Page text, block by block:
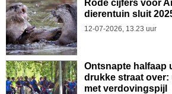
Rode cijfers voor
dierentuin sluit
12-07-2026, 13.23 uur
Ontsnapte halfaap
drukke straat over:
met verdovingspijl